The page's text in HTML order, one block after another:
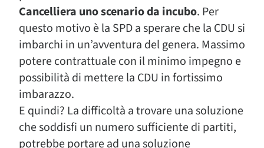
Cancelliera uno scenario da incubo. Per
questo motivo è la SPD a sperare che la CDU si
imbarchi in un’avventura del genera. Massimo
potere contrattuale con il minimo impegno e
possibilità di mettere la CDU in fortissimo
imbarazzo.
E quindi? La difficoltà a trovare una soluzione
che soddisfi un numero sufficiente di partiti,
potrebbe portare ad una soluzione